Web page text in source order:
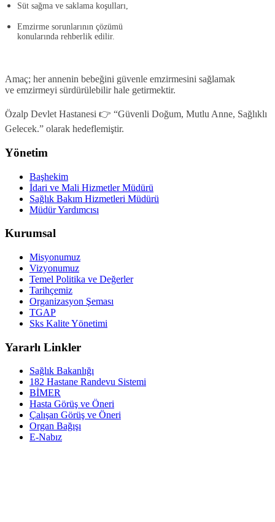
Süt sağma ve saklama koşulları,
Emzirme sorunlarının çözümü
konularında rehberlik edilir.
Amaç; her annenin bebeğini güvenle emzirmesini sağlamak
ve emzirmeyi sürdürülebilir hale getirmektir.
Özalp Devlet Hastanesi 👉 “Güvenli Doğum, Mutlu Anne, Sağlıklı
Gelecek.” olarak hedeflemiştir.
Yönetim
Başhekim
İdari ve Mali Hizmetler Müdürü
Sağlık Bakım Hizmetleri Müdürü
Müdür Yardımcısı
Kurumsal
Misyonumuz
Vizyonumuz
Temel Politika ve Değerler
Tarihçemiz
Organizasyon Şeması
TGAP
Sks Kalite Yönetimi
Yararlı Linkler
Sağlık Bakanlığı
182 Hastane Randevu Sistemi
BİMER
Hasta Görüş ve Öneri
Çalışan Görüş ve Öneri
Organ Bağışı
E-Nabız